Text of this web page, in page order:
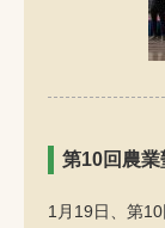
第10回農業
1月19日、第